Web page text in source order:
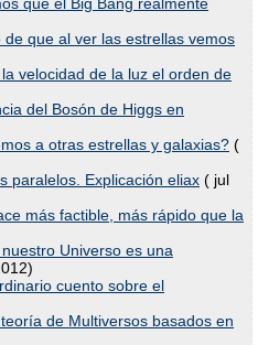
que al ver las estrellas vemos
velocidad de la luz el orden de
del Bosón de Higgs en
a otras estrellas y galaxias? (
paralelos. Explicación eliax ( jul
más factible, más rápido que la
Universo es una
cuento sobre el
de Multiversos basados en